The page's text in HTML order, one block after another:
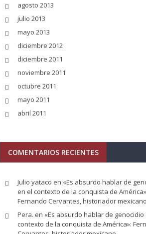
agosto 2013
julio 2013
mayo 2013
diciembre 2012
diciembre 2011
noviembre 2011
octubre 2011
mayo 2011
abril 2011
COMENTARIOS RECIENTES
Julio yataco en «Es absurdo hablar de
en el contexto de la conquista de
Fernando Cervantes, historiador mexicano
Pera. en «Es absurdo hablar de genocidio
contexto de la conquista de América»: